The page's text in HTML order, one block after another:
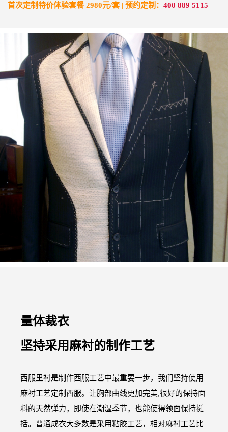
首次定制特价体验套餐 2980元/套 | 预约定制： 400 889 5115
量体裁衣
坚持采用麻衬的制作工艺
西服里衬是制作西服工艺中最重要一步，我们坚持使用
麻衬工艺定制西服。让胸部曲线更加完美,很好的保持面
料的天然弹力，即使在潮湿季节，也能使得领面保持挺
括。普通成衣大多数是采用粘胶工艺，相对麻衬工艺比